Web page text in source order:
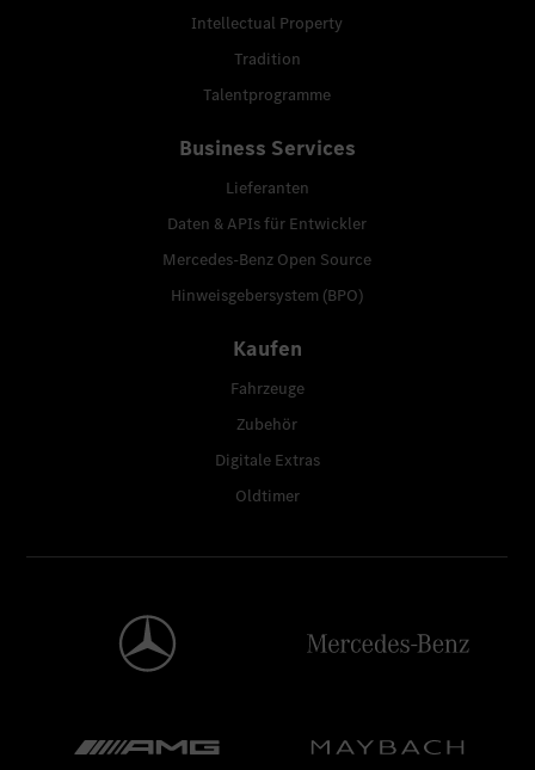
Intellectual Property
Tradition
Talentprogramme
Business Services
Lieferanten
Daten & APIs für Entwickler
Mercedes-Benz Open Source
Hinweisgebersystem (BPO)
Kaufen
Fahrzeuge
Zubehör
Digitale Extras
Oldtimer